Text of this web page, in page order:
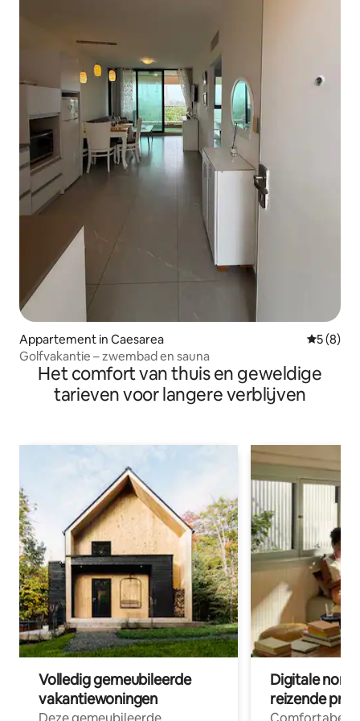
Appartement in Caesarea
5 (8)
Golfvakantie – zwembad en sauna
Het comfort van thuis en geweldige
tarieven voor langere verblijven
Volledig gemeubileerde
vakantiewoningen
Digitale
reizende